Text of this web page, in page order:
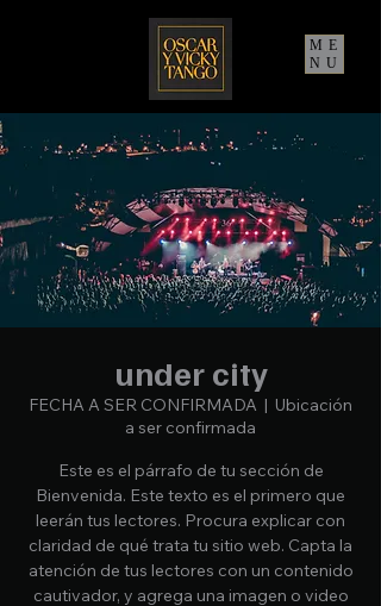
ME
NU
under city
FECHA A SER CONFIRMADA
  |
Ubicación
a ser confirmada
Este es el párrafo de tu sección de
Bienvenida. Este texto es el primero que
leerán tus lectores. Procura explicar con
claridad de qué trata tu sitio web. Capta la
atención de tus lectores con un contenido
cautivador, y agrega una imagen o video